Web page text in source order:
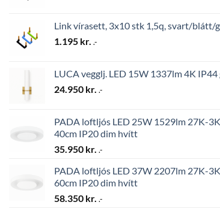
Link vírasett, 3x10 stk 1,5q, svart/
1.195 kr. .-
LUCA vegglj. LED 15W 1337lm 4K
24.950 kr. .-
PADA loftljós LED 25W 1529lm 27K-
40cm IP20 dim hvítt
35.950 kr. .-
PADA loftljós LED 37W 2207lm 27K-
60cm IP20 dim hvítt
58.350 kr. .-